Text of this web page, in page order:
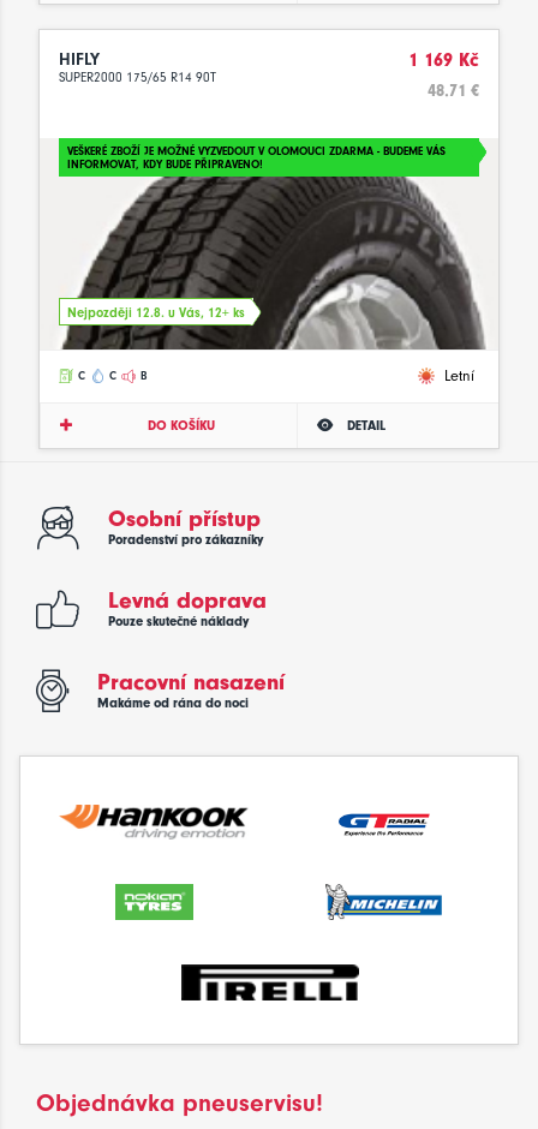
HIFLY
SUPER2000 175/65 R14 90T
1 169 Kč
48.71 €
VEŠKERÉ ZBOŽÍ JE MOŽNÉ VYZVEDOUT V OLOMOUCI ZDARMA - BUDEME VÁS
INFORMOVAT, KDY BUDE PŘIPRAVENO!
Nejpozději 12.8. u Vás, 12+ ks
C C B Letní
DO KOŠÍKU DETAIL
Osobní přístup
Poradenství pro zákazníky
Levná doprava
Pouze skutečné náklady
Pracovní nasazení
Makáme od rána do noci
Objednávka pneuservisu!